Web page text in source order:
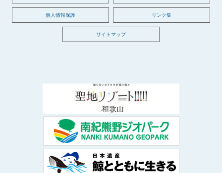
個人情報保護 リンク集
サイトマップ